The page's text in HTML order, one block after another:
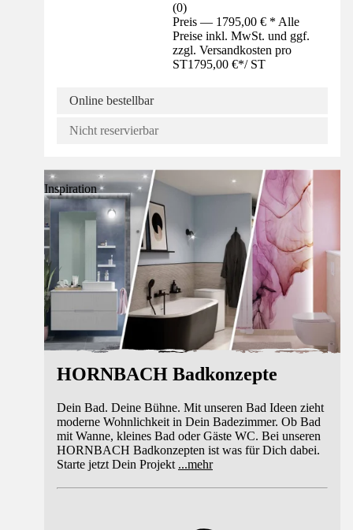
(0)
Preis — 1795,00 € * Alle
Preise inkl. MwSt. und ggf.
zzgl. Versandkosten pro
ST1795,00 €*/ ST
Online bestellbar
Nicht reservierbar
Inspiration
HORNBACH Badkonzepte
Dein Bad. Deine Bühne. Mit unseren Bad Ideen zieht
moderne Wohnlichkeit in Dein Badezimmer. Ob Bad
mit Wanne, kleines Bad oder Gäste WC. Bei unseren
HORNBACH Badkonzepten ist was für Dich dabei.
Starte jetzt Dein Projekt ...mehr